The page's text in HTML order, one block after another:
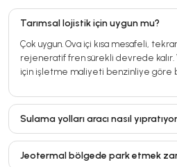
Tarımsal lojistik için uygun mu?
Çok uygun. Ova içi kısa mesafeli,
rejeneratif fren sürekli devrede kalır.
için işletme maliyeti benzinliye göre
Sulama yolları aracı nasıl
Jeotermal bölgede park etmek